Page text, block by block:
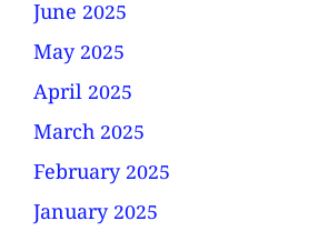
June 2025
May 2025
April 2025
March 2025
February 2025
January 2025